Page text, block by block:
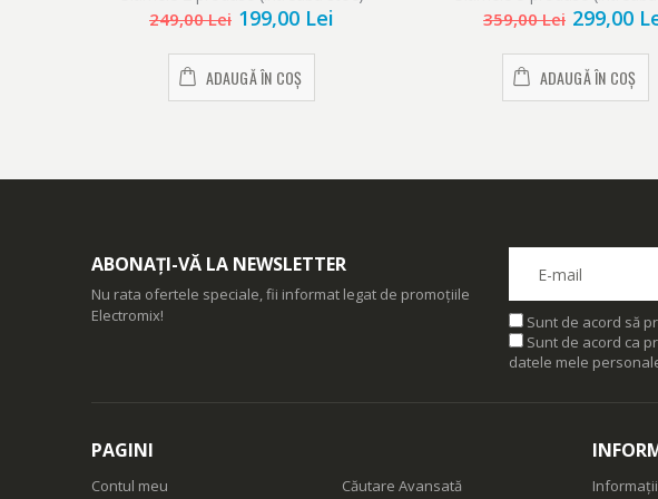
249,00 Lei 199,00 Lei
ADAUGĂ ÎN COȘ
aspirare max 8kPa, 0.5L,
359,00 Lei 299,00
ADAUGĂ ÎN COȘ
ABONAȚI-VĂ LA NEWSLETTER
Nu rata ofertele speciale, fii informat legat de promoțiile
Electromix!
Sunt de acord să
Sunt de acord ca
datele mele
PAGINI
Contul meu Căutare Avansată